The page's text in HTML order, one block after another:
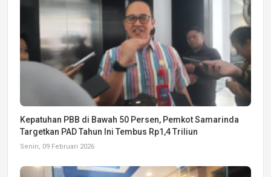
Kepatuhan PBB di Bawah 50 Persen, Pemkot Samarinda
Targetkan PAD Tahun Ini Tembus Rp1,4 Triliun
Senin, 09 Februari 2026